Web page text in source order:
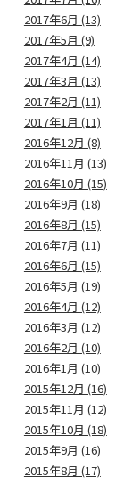
2017年6月 (13)
2017年5月 (9)
2017年4月 (14)
2017年3月 (13)
2017年2月 (11)
2017年1月 (11)
2016年12月 (8)
2016年11月 (13)
2016年10月 (15)
2016年9月 (18)
2016年8月 (15)
2016年7月 (11)
2016年6月 (15)
2016年5月 (19)
2016年4月 (12)
2016年3月 (12)
2016年2月 (10)
2016年1月 (10)
2015年12月 (16)
2015年11月 (12)
2015年10月 (18)
2015年9月 (16)
2015年8月 (17)